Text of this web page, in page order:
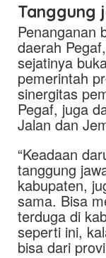
Tanggung
Penanganan
daerah
sejatinya
pemerintah
sinergitas
Pegaf, juga
Jalan dan
“Keadaan
tanggung
kabupaten,
sama. Bisa
terduga di
seperti ini,
bisa dari